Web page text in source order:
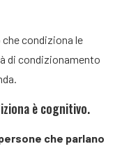
che condiziona le
di condizionamento
è cognitivo.
che parlano